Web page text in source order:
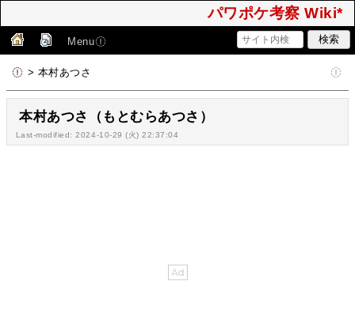
パワポケ考察 Wiki*
Menu
> 本村あつさ
本村あつさ（もとむらあつさ）
Last-modified: 2024-10-29 (火) 22:37:04